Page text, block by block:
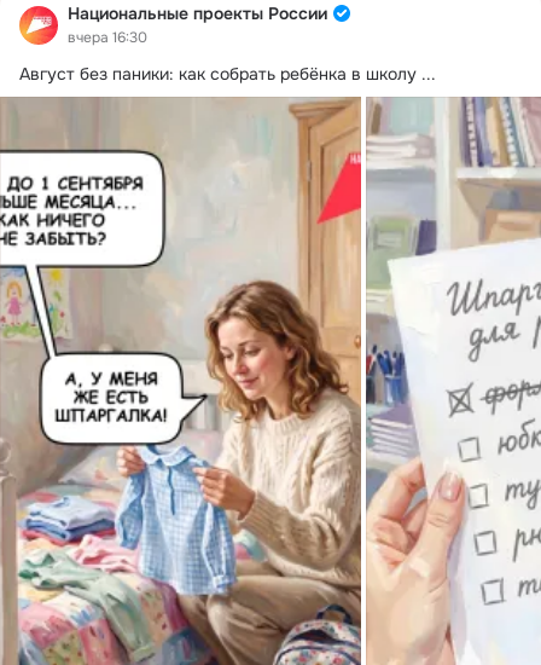
Национальные проекты России
вчера 16:30
Август без паники: как собрать ребёнка в школу ...